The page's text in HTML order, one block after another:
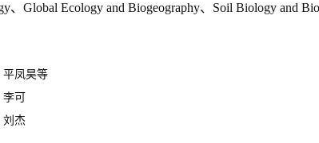
、Global Ecology and Biogeography、Soil Biology and
平凤昊等
李可
刘杰